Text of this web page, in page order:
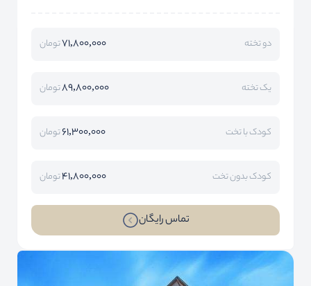
دو تخته 71,800,000تومان
یک تخته 89,800,000تومان
کودک با تخت 61,300,000تومان
کودک بدون تخت 41,800,000تومان
تماس رایگان